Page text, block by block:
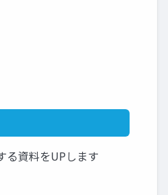
る資料をUPします